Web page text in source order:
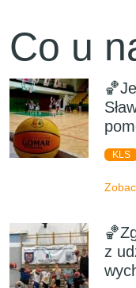
Co u
KLS
z